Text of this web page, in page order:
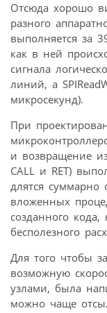
Отсюда хорошо
разного
выполняется за
как в ней
сигнала
линий, а
микросекунд).
При
и возвращение
CALL и RET)
длятся суммарно
вложенных
созданного
бесполезного
Для того чтобы
возможную
узлами, была
можно чаще